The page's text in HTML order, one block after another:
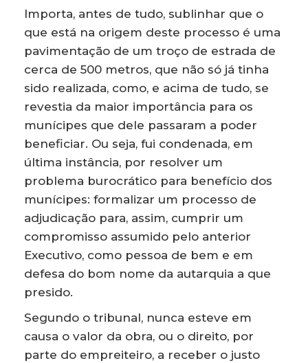
Importa, antes de tudo, sublinhar que o
que está na origem deste processo é uma
pavimentação de um troço de estrada de
cerca de 500 metros, que não só já tinha
sido realizada, como, e acima de tudo, se
revestia da maior importância para os
munícipes que dele passaram a poder
beneficiar. Ou seja, fui condenada, em
última instância, por resolver um
problema burocrático para benefício dos
munícipes: formalizar um processo de
adjudicação para, assim, cumprir um
compromisso assumido pelo anterior
Executivo, como pessoa de bem e em
defesa do bom nome da autarquia a que
presido.
Segundo o tribunal, nunca esteve em
causa o valor da obra, ou o direito, por
parte do empreiteiro, a receber o justo